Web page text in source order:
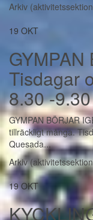
Arkiv
19 OKT
GYMPAN
Tisdagar
8.30 -9.30
GYMPAN BÖRJAR
tillräckligt många.
Quesada...
Arkiv
19OKT